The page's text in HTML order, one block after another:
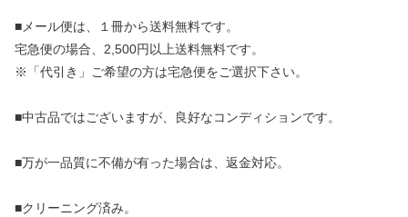
■メール便は、１冊から送料無料です。
宅急便の場合、2,500円以上送料無料です。
※「代引き」ご希望の方は宅急便をご選択下さい。
■中古品ではございますが、良好なコンディションです。
■万が一品質に不備が有った場合は、返金対応。
■クリーニング済み。